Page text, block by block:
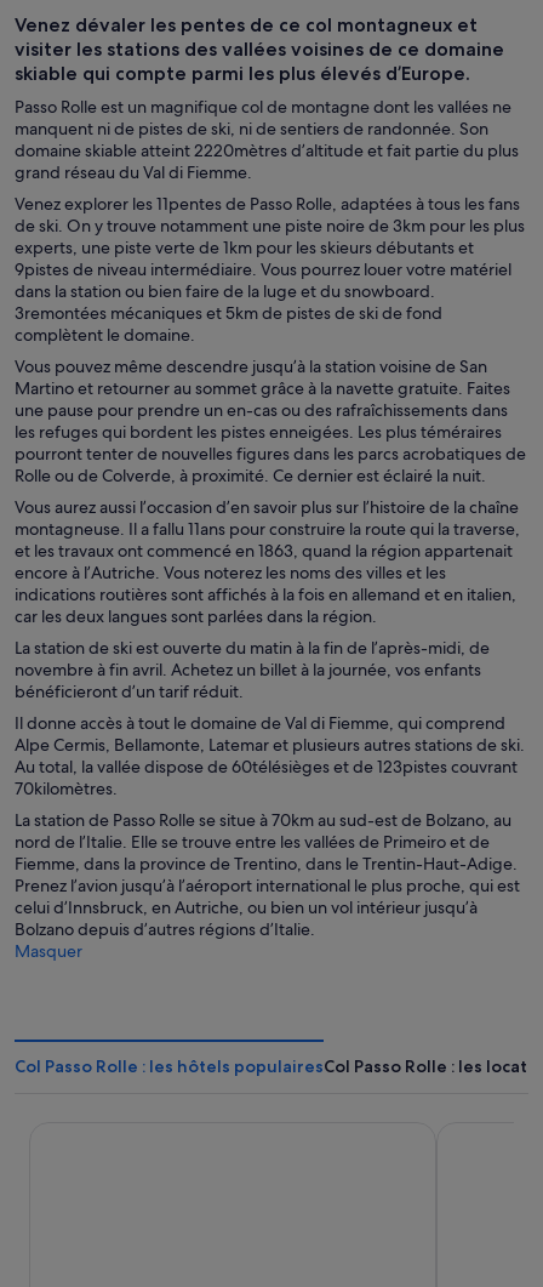
Venez dévaler les pentes de ce col montagneux et
visiter les stations des vallées voisines de ce domaine
skiable qui compte parmi les plus élevés d’Europe.
Passo Rolle est un magnifique col de montagne dont les vallées ne
manquent ni de pistes de ski, ni de sentiers de randonnée. Son
domaine skiable atteint 2220mètres d’altitude et fait partie du plus
grand réseau du Val di Fiemme.
Venez explorer les 11pentes de Passo Rolle, adaptées à tous les fans
de ski. On y trouve notamment une piste noire de 3km pour les plus
experts, une piste verte de 1km pour les skieurs débutants et
9pistes de niveau intermédiaire. Vous pourrez louer votre matériel
dans la station ou bien faire de la luge et du snowboard.
3remontées mécaniques et 5km de pistes de ski de fond
complètent le domaine.
Vous pouvez même descendre jusqu’à la station voisine de San
Martino et retourner au sommet grâce à la navette gratuite. Faites
une pause pour prendre un en-cas ou des rafraîchissements dans
les refuges qui bordent les pistes enneigées. Les plus téméraires
pourront tenter de nouvelles figures dans les parcs acrobatiques de
Rolle ou de Colverde, à proximité. Ce dernier est éclairé la nuit.
Vous aurez aussi l’occasion d’en savoir plus sur l’histoire de la chaîne
montagneuse. Il a fallu 11ans pour construire la route qui la traverse,
et les travaux ont commencé en 1863, quand la région appartenait
encore à l’Autriche. Vous noterez les noms des villes et les
indications routières sont affichés à la fois en allemand et en italien,
car les deux langues sont parlées dans la région.
La station de ski est ouverte du matin à la fin de l’après-midi, de
novembre à fin avril. Achetez un billet à la journée, vos enfants
bénéficieront d’un tarif réduit.
Il donne accès à tout le domaine de Val di Fiemme, qui comprend
Alpe Cermis, Bellamonte, Latemar et plusieurs autres stations de ski.
Au total, la vallée dispose de 60télésièges et de 123pistes couvrant
70kilomètres.
La station de Passo Rolle se situe à 70km au sud-est de Bolzano, au
nord de l’Italie. Elle se trouve entre les vallées de Primeiro et de
Fiemme, dans la province de Trentino, dans le Trentin-Haut-Adige.
Prenez l’avion jusqu’à l’aéroport international le plus proche, qui est
celui d’Innsbruck, en Autriche, ou bien un vol intérieur jusqu’à
Bolzano depuis d’autres régions d’Italie.
Masquer
Col Passo Rolle : les hôtels populairesCol Passo Rolle : les